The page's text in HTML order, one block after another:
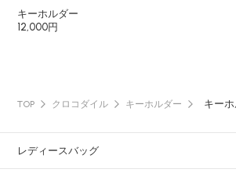
キーホルダー
12,000円
TOP クロコダイル キーホルダー キー
レディースバッグ